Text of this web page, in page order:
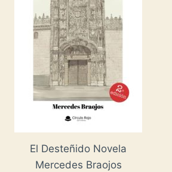
El Desteñido Novela
Mercedes Braojos